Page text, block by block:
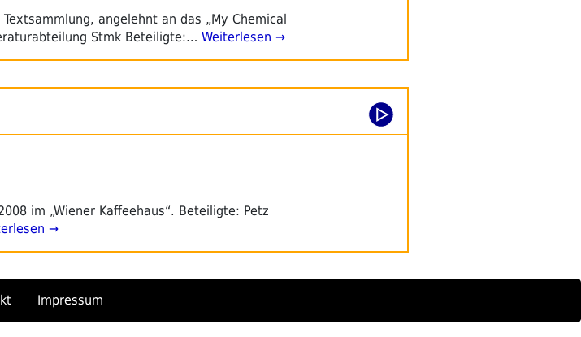
angelehnt an das „My Chemical
Stmk Beteiligte:… Weiterlesen →
im „Wiener Kaffeehaus“. Beteiligte: Petz
→
Impressum